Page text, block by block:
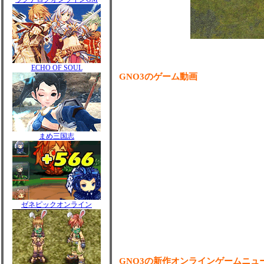
ECHO OF SOUL
まめ三国志
ゼネピックオンライン
GNO3のゲーム動画
GNO3の新作オンラインゲームニュ